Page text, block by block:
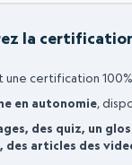
la
certification
en autonomie,
des quiz, un
des articles des